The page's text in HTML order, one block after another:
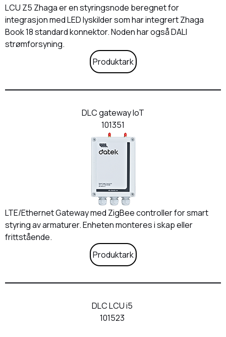
LCU Z5 Zhaga er en styringsnode beregnet for
integrasjon med LED lyskilder som har integrert Zhaga
Book 18 standard konnektor. Noden har også DALI
strømforsyning.
Produktark
DLC gateway IoT
101351
LTE/Ethernet Gateway med ZigBee controller for smart
styring av armaturer. Enheten monteres i skap eller
frittstående.
Produktark
DLC LCU i5
101523